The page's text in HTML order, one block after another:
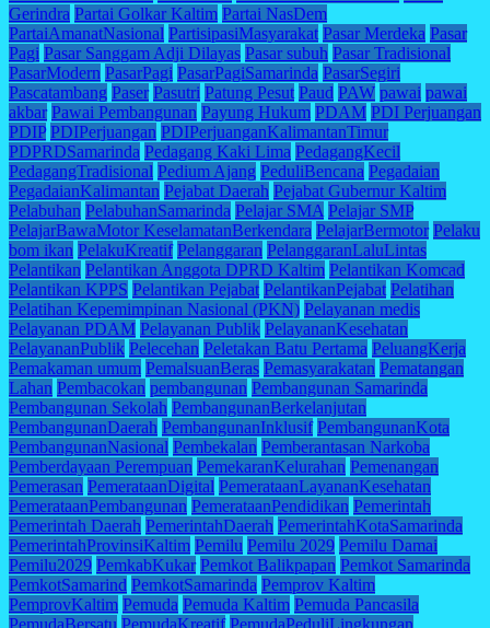
Gerindra Partai Golkar Kaltim Partai NasDem
PartaiAmanatNasional PartisipasiMasyarakat Pasar Merdeka Pasar
Pagi Pasar Sanggam Adji Dilayas Pasar subuh Pasar Tradisional
PasarModern PasarPagi PasarPagiSamarinda PasarSegiri
Pascatambang Paser Pasutri Patung Pesut Paud PAW pawai pawai
akbar Pawai Pembangunan Payung Hukum PDAM PDI Perjuangan
PDIP PDIPerjuangan PDIPerjuanganKalimantanTimur
PDPRDSamarinda Pedagang Kaki Lima PedagangKecil
PedagangTradisional Pedium Ajang PeduliBencana Pegadaian
PegadaianKalimantan Pejabat Daerah Pejabat Gubernur Kaltim
Pelabuhan PelabuhanSamarinda Pelajar SMA Pelajar SMP
PelajarBawaMotor KeselamatanBerkendara PelajarBermotor Pelaku
bom ikan PelakuKreatif Pelanggaran PelanggaranLaluLintas
Pelantikan Pelantikan Anggota DPRD Kaltim Pelantikan Komcad
Pelantikan KPPS Pelantikan Pejabat PelantikanPejabat Pelatihan
Pelatihan Kepemimpinan Nasional (PKN) Pelayanan medis
Pelayanan PDAM Pelayanan Publik PelayananKesehatan
PelayananPublik Pelecehan Peletakan Batu Pertama PeluangKerja
Pemakaman umum PemalsuanBeras Pemasyarakatan Pematangan
Lahan Pembacokan pembangunan Pembangunan Samarinda
Pembangunan Sekolah PembangunanBerkelanjutan
PembangunanDaerah PembangunanInklusif PembangunanKota
PembangunanNasional Pembekalan Pemberantasan Narkoba
Pemberdayaan Perempuan PemekaranKelurahan Pemenangan
Pemerasan PemerataanDigital PemerataanLayananKesehatan
PemerataanPembangunan PemerataanPendidikan Pemerintah
Pemerintah Daerah PemerintahDaerah PemerintahKotaSamarinda
PemerintahProvinsiKaltim Pemilu Pemilu 2029 Pemilu Damai
Pemilu2029 PemkabKukar Pemkot Balikpapan Pemkot Samarinda
PemkotSamarind PemkotSamarinda Pemprov Kaltim
PemprovKaltim Pemuda Pemuda Kaltim Pemuda Pancasila
PemudaBersatu PemudaKreatif PemudaPeduliLingkungan